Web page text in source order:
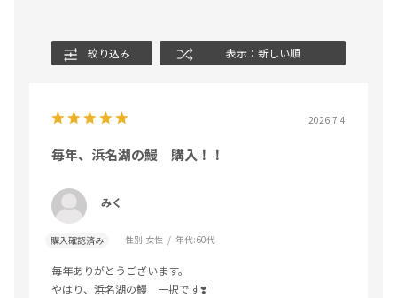
絞り込み 表示：新しい順
2026.7.4
毎年、浜名湖の鰻 購入！！
みく
購入確認済み 性別:女性 年代:60代
毎年ありがとうございます。
やはり、浜名湖の鰻 一択です❣️